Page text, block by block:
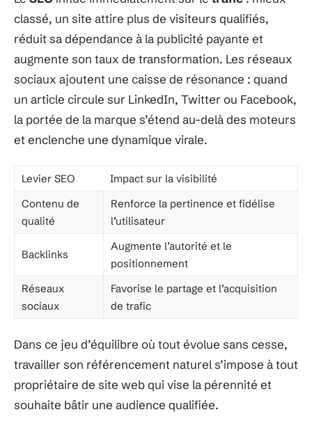
classé, un site attire plus de visiteurs qualifiés,
réduit sa dépendance à la publicité payante et
augmente son taux de transformation. Les réseaux
sociaux ajoutent une caisse de résonance : quand
un article circule sur LinkedIn, Twitter ou Facebook,
la portée de la marque s’étend au-delà des moteurs
et enclenche une dynamique virale.
Levier SEO
Impact sur la visibilité
Contenu de
qualité
Renforce la pertinence et fidélise
l’utilisateur
Backlinks
Augmente l’autorité et le
positionnement
Réseaux
sociaux
Favorise le partage et l’acquisition
de trafic
Dans ce jeu d’équilibre où tout évolue sans cesse,
travailler son référencement naturel s’impose à tout
propriétaire de site web qui vise la pérennité et
souhaite bâtir une audience qualifiée.